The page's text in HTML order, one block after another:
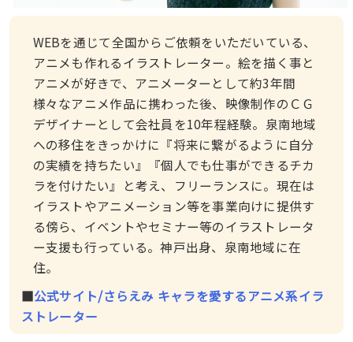
WEBを通じて全国からご依頼をいただいている、
アニメも作れるイラストレーター。絵を描く事と
アニメが好きで、アニメーターとして約3年間
様々なアニメ作品に携わった後、映像制作のＣＧ
デザイナーとして会社員を10年程経験。泉南地域
への移住をきっかけに『将来に繋がるように自分
の実績を持ちたい』『個人でも仕事ができるチカ
ラを付けたい』と考え、フリーランスに。現在は
イラストやアニメーション等を事業向けに提供す
る傍ら、イベントやセミナー等のイラストレータ
ー支援も行っている。神戸出身、泉南地域に在
住。
■公式サイト/さらえみ キャラを愛するアニメ系イラ
ストレーター